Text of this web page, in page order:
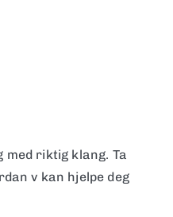
med riktig klang. Ta
v kan hjelpe deg